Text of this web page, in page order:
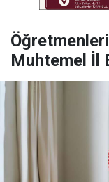
Muhtemel İl